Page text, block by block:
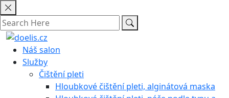
Skip
to
content
Náš salon
Služby
Čištění pleti
Hloubkové čištění pleti, alginátová maska